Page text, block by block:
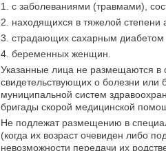
1. с заболеваниями (травмами),
2. находящихся в тяжелой степени
3. страдающих сахарным диабетом
4. беременных женщин.
Указанные лица не размещаются в
свидетельствующих о болезни или
муниципальной систем
бригады скорой медицинской
Не подлежат размещению в
(когда их возраст очевиден либо
невозможности передачи их